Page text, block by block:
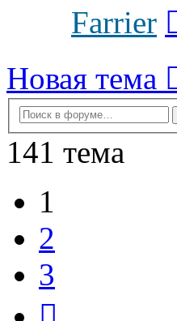
Farrier
Новая тема
141 тема
1
2
3